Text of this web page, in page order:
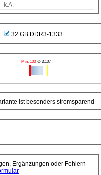
k.A.
32 GB DDR3-1333
Min. 103 ∅ 3.107
ist besonders stromsparend
Ergänzungen oder Fehlern